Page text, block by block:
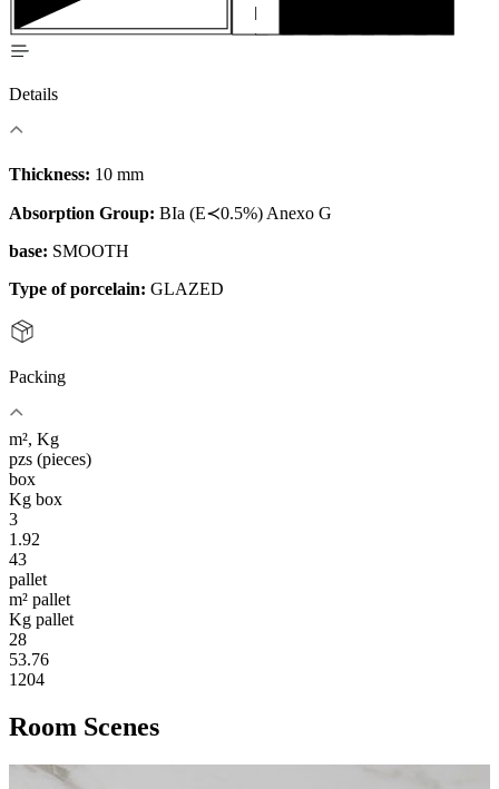
Details
Thickness: 10 mm
Absorption Group: BIa (E≺0.5%) Anexo G
base: SMOOTH
Type of porcelain: GLAZED
Packing
m², Kg
pzs (pieces)
box
Kg box
3
1.92
43
pallet
m² pallet
Kg pallet
28
53.76
1204
Room Scenes